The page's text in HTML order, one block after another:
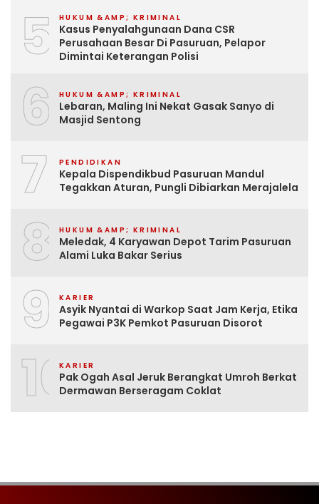
5 HUKUM &AMP; KRIMINAL
Kasus Penyalahgunaan Dana CSR
Perusahaan Besar Di Pasuruan, Pelapor
Dimintai Keterangan Polisi
6 HUKUM &AMP; KRIMINAL
Lebaran, Maling Ini Nekat Gasak Sanyo di
Masjid Sentong
7 PENDIDIKAN
Kepala Dispendikbud Pasuruan Mandul
Tegakkan Aturan, Pungli Dibiarkan Merajalela
8 HUKUM &AMP; KRIMINAL
Meledak, 4 Karyawan Depot Tarim Pasuruan
Alami Luka Bakar Serius
9 KARIER
Asyik Nyantai di Warkop Saat Jam Kerja, Etika
Pegawai P3K Pemkot Pasuruan Disorot
10KARIER
Pak Ogah Asal Jeruk Berangkat Umroh Berkat
Dermawan Berseragam Coklat